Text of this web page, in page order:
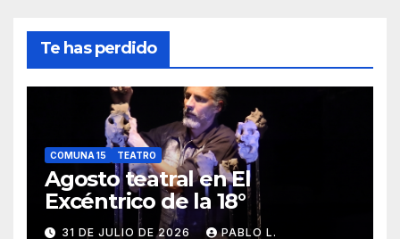
Te has perdido
COMUNA 15 TEATRO
Agosto teatral en El
Excéntrico de la 18°
31 DE JULIO DE 2026 PABLO L.